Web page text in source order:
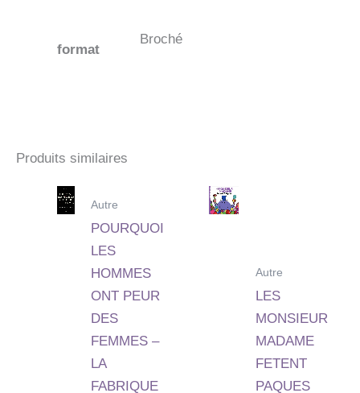
format
Broché
Produits similaires
Autre
POURQUOI
LES
HOMMES
ONT PEUR
DES
FEMMES –
LA
FABRIQUE
Autre
LES
MONSIEUR
MADAME
FETENT
PAQUES